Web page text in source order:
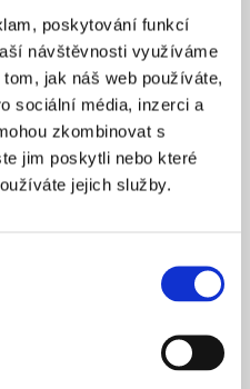
poskytování funkcí
návštěvnosti využíváme
jak náš web používáte,
sociální média, inzerci a
zkombinovat s
jim poskytli nebo které
jejich služby.
Nunc id tellus finibus,
Maecenas mi tortor,
eleifend lectus.
elit. Fusce interdum justo